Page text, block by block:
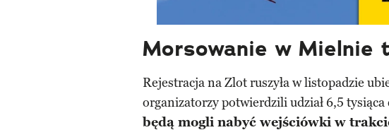
Morsowanie w Mielnie
Rejestracja na Zlot ruszyła w listopadzie
organizatorzy potwierdzili udział 6,5 tysiąca
będą mogli nabyć wejściówki w